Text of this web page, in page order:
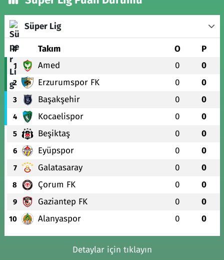
Süper Lig
# Takım O P
1 Amed 0 0
2 Erzurumspor FK 0 0
3 Başakşehir 0 0
4 Kocaelispor 0 0
5 Beşiktaş 0 0
6 Eyüpspor 0 0
7 Galatasaray 0 0
8 Çorum FK 0 0
9 Gaziantep FK 0 0
10 Alanyaspor 0 0
Detaylar için tıklayın